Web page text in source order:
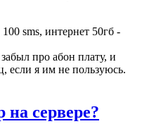
sms, интернет 50гб -
про абон плату, и
если я им не пользуюсь.
на сервере?